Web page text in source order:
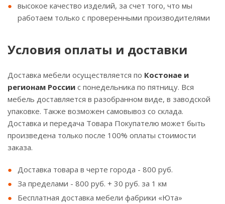
высокое качество изделий, за счет того, что мы
работаем только с проверенными производителями
Условия оплаты и доставки
Доставка мебели осуществляется по Костонае и
регионам России с понедельника по пятницу. Вся
мебель доставляется в разобранном виде, в заводской
упаковке. Также возможен самовывоз со склада.
Доставка и передача Товара Покупателю может быть
произведена только после 100% оплаты стоимости
заказа.
Доставка товара в черте города - 800 руб.
За пределами - 800 руб. + 30 руб. за 1 км
Бесплатная доставка мебели фабрики «Юта»